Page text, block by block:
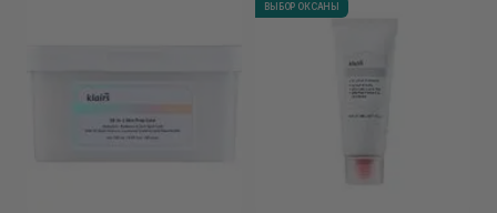
ВЫБОР ОКСАНЫ